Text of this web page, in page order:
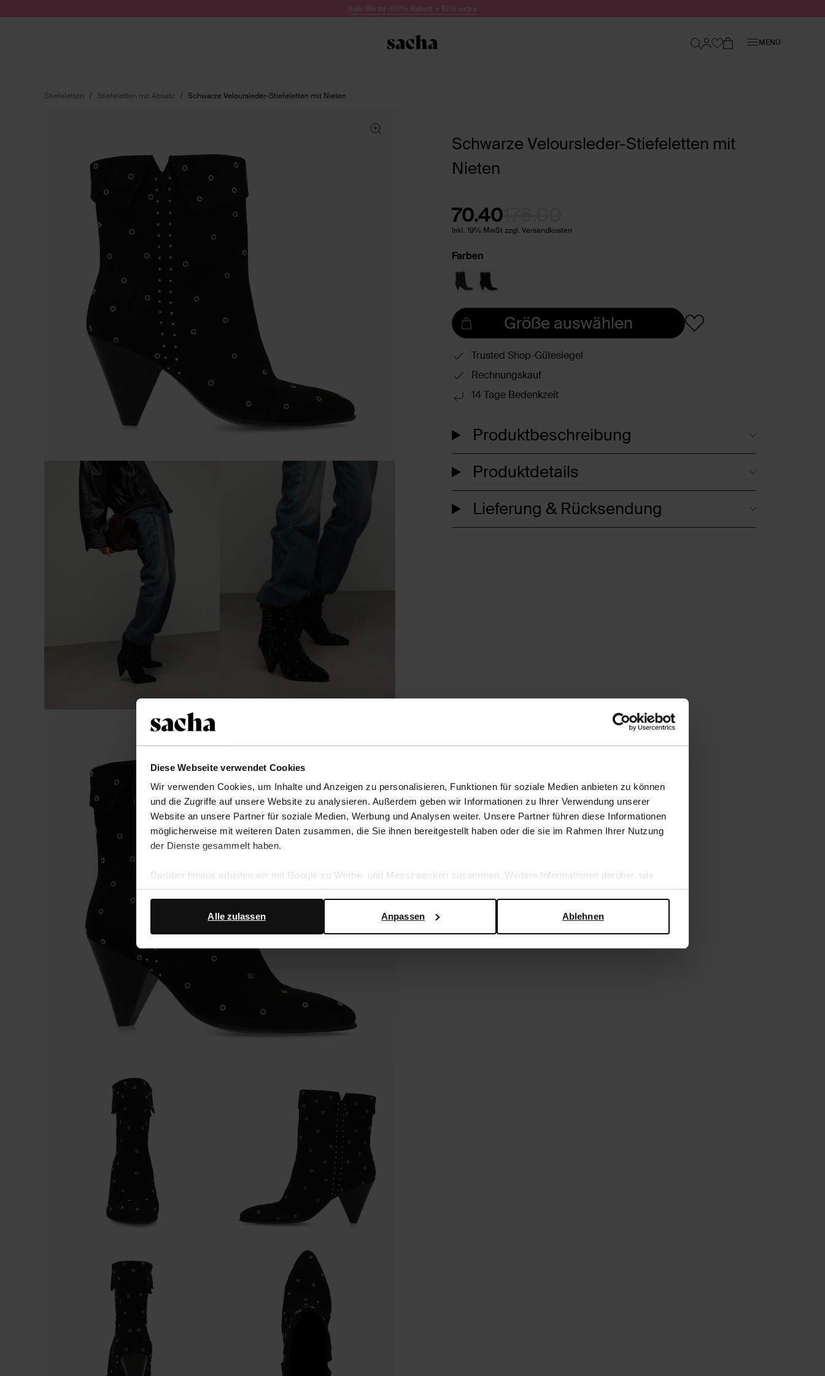
Diese Webseite verwendet Cookies
Wir verwenden Cookies, um Inhalte und Anzeigen zu personalisieren, Funktionen für soziale Medien anbieten zu können
und die Zugriffe auf unsere Website zu analysieren. Außerdem geben wir Informationen zu Ihrer Verwendung unserer
Website an unsere Partner für soziale Medien, Werbung und Analysen weiter. Unsere Partner führen diese Informationen
möglicherweise mit weiteren Daten zusammen, die Sie ihnen bereitgestellt haben oder die sie im Rahmen Ihrer Nutzung
der Dienste gesammelt haben.
Darüber hinaus arbeiten wir mit Google zu Werbe- und Messzwecken zusammen. Weitere Informationen darüber, wie
Google Ihre personenbezogenen Daten verwendet, finden Sie auf derSeite zur geschäftlichen Sicherheit und zum
Ablehnen
Anpassen
Alle zulassen
Sale Bis zu -60% Rabatt + 10% extra
MENÜ
Stiefeletten Stiefeletten mit Absatz Schwarze Veloursleder-Stiefeletten mit Nieten
Schwarze Veloursleder-Stiefeletten mit
Nieten
70.40
Inkl. 19% MwSt zzgl. Versandkosten
Farben
Größe auswählen
Trusted Shop-Gütesiegel
Rechnungskauf
14 Tage Bedenkzeit
Produktbeschreibung
Produktdetails
Lieferung & Rücksendung